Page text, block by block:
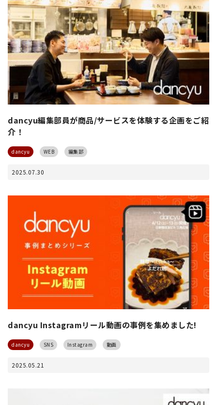
dancyu編集部員が商品/サービスを体験する企画をご紹
介！
dancyu WEB 編集部
2025.07.30
dancyu Instagramリール動画の事例を集めました!
dancyu SNS Instagram 動画
2025.05.21